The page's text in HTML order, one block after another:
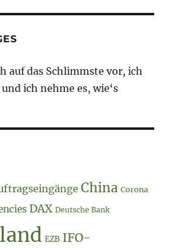
auf das Schlimmste vor, ich
ich nehme es, wie‘s
China Corona
DAX Deutsche Bank
EZB IFO-